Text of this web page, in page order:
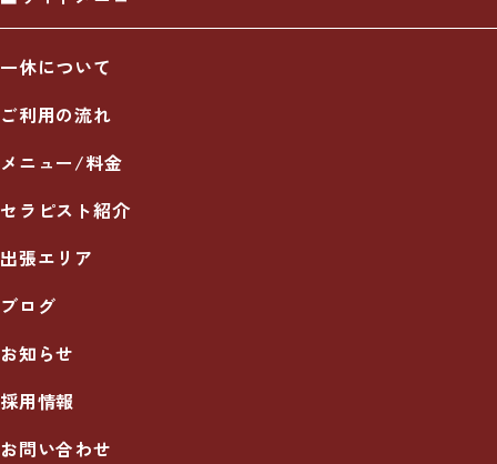
一休について
ご利用の流れ
メニュー/料金
セラピスト紹介
出張エリア
ブログ
お知らせ
採用情報
お問い合わせ